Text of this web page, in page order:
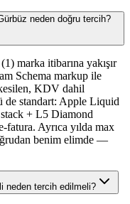
neden doğru tercih?
marka itibarına yakışır
Schema markup ile
KDV dahil
de standart: Apple Liquid
+ L5 Diamond
Ayrıca yılda max
benim elimde —
neden tercih edilmeli?